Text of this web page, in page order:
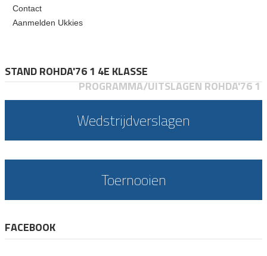
Contact
Aanmelden Ukkies
STAND ROHDA'76 1 4E KLASSE
PROGRAMMA/UITSLAGEN ROHDA'76 1
Wedstrijdverslagen
Toernooien
FACEBOOK